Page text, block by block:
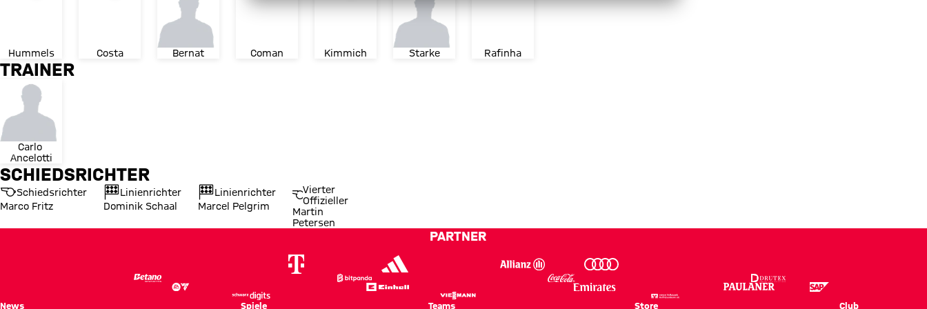
Hummels Costa Bernat Coman Kimmich Starke Rafinha
TRAINER
Carlo
Ancelotti
SCHIEDSRICHTER
Schiedsrichter
Marco Fritz
Linienrichter
Dominik Schaal
Linienrichter
Marcel Pelgrim
Vierter
Offizieller
Martin
Petersen
PARTNER
News Spiele Teams Store Club